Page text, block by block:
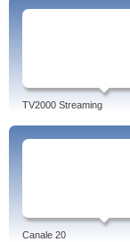
TV2000 Streaming
Canale 20